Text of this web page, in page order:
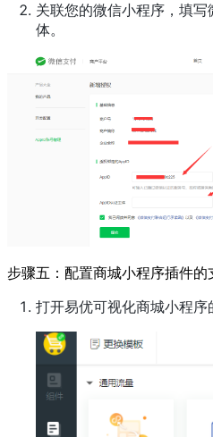
关联您的微信小程序，填
体。
步骤五：配置商城小程序插件的
打开易优可视化商城小程序